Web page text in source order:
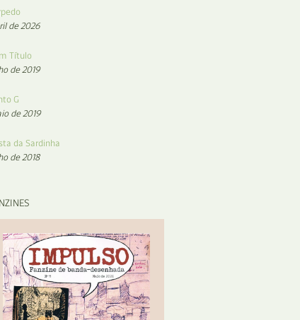
de 2026
Título
de 2019
G
de 2019
da Sardinha
de 2018